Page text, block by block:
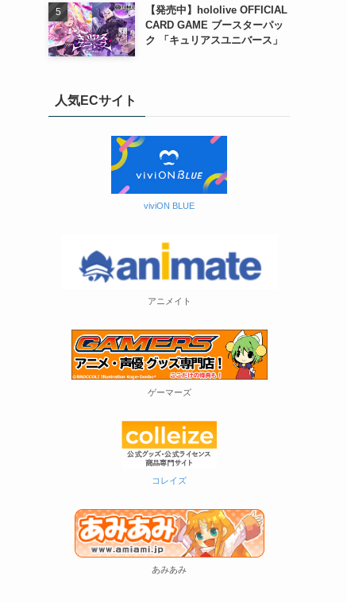
【発売中】hololive OFFICIAL
CARD GAME ブースターパッ
ク 「キュリアスユニバース」
人気ECサイト
viviON BLUE
アニメイト
ゲーマーズ
コレイズ
あみあみ